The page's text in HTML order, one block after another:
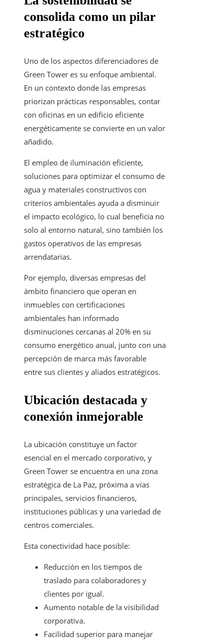
consolida como un pilar
estratégico
Uno de los aspectos diferenciadores de
Green Tower es su enfoque ambiental.
En un contexto donde las empresas
priorizan prácticas responsables, contar
con oficinas en un edificio eficiente
energéticamente se convierte en un valor
añadido.
El empleo de iluminación eficiente,
soluciones para optimizar el consumo de
agua y materiales constructivos con
criterios ambientales ayuda a disminuir
el impacto ecológico, lo cual beneficia no
solo al entorno natural, sino también los
gastos operativos de las empresas
arrendatarias.
Por ejemplo, diversas empresas del
ámbito financiero que operan en
inmuebles con certificaciones
ambientales han informado
disminuciones cercanas al 20% en su
consumo energético anual, junto con una
percepción de marca más favorable
entre sus clientes y aliados estratégicos.
Ubicación destacada y
conexión inmejorable
La ubicación constituye un factor
esencial en el mercado corporativo, y
Green Tower se encuentra en una zona
estratégica de La Paz, próxima a vías
principales, servicios financieros,
instituciones públicas y una variedad de
centros comerciales.
Esta conectividad hace posible:
Reducción en los tiempos de
traslado para colaboradores y
clientes por igual.
Aumento notable de la visibilidad
corporativa.
Facilidad superior para manejar